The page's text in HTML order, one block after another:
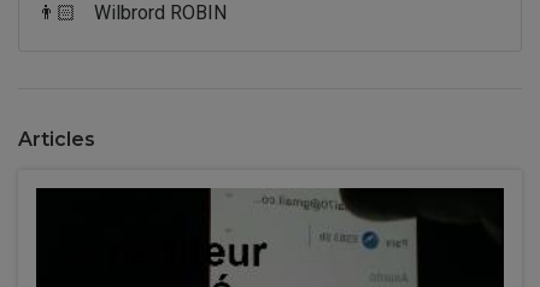
👨🏻 Wilbrord ROBIN
Articles